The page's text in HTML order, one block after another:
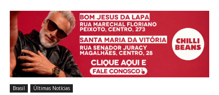
Brasil Últimas Notícias